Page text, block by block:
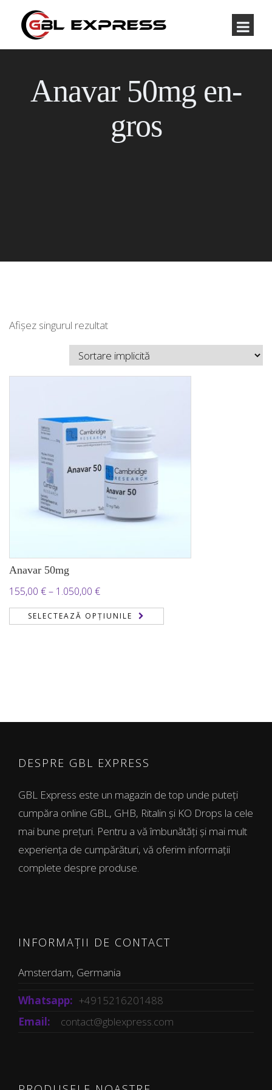
Anavar 50mg en-
gros
Afișez singurul rezultat
Anavar 50mg
155,00 €– 1.050,00 €Interval
de
prețuri:
SELECTEAZĂ OPȚIUNILE
DESPRE GBL EXPRESS
GBL Express este un magazin de top unde puteți
cumpăra online GBL, GHB, Ritalin și KO Drops la cele
mai bune prețuri. Pentru a vă îmbunătăți și mai mult
experiența de cumpărături, vă oferim informații
complete despre produse.
INFORMAȚII DE CONTACT
Amsterdam, Germania
Whatsapp: +4915216201488
Email:
contact@gblexpress.com